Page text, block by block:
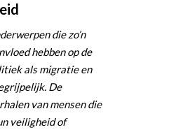
die zo’n
hebben op de
als migratie en
De
van mensen die
veiligheid of